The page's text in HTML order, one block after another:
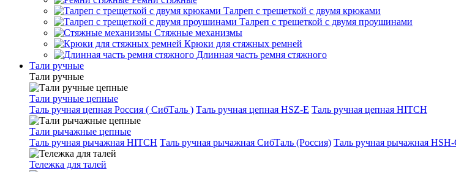
Талреп с трещеткой с двумя крюками
Талреп с трещеткой с двумя проушинами
Стяжные механизмы
Крюки для стяжных ремней
Длинная часть ремня стяжного
Тали ручные
Тали ручные
Тали ручные цепные
Таль ручная цепная Россия ( СибТаль ) Таль ручная цепная HSZ-E Таль ручная цепная HITCH
Тали рычажные цепные
Таль ручная рычажная HITCH Таль ручная рычажная СибТаль (Россия) Таль ручная рычажная
Тележка для талей